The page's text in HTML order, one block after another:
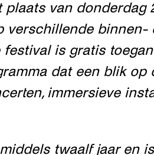
plaats van donderdag
verschillende
festival is gratis
dat een blik op
immersieve
twaalf jaar en